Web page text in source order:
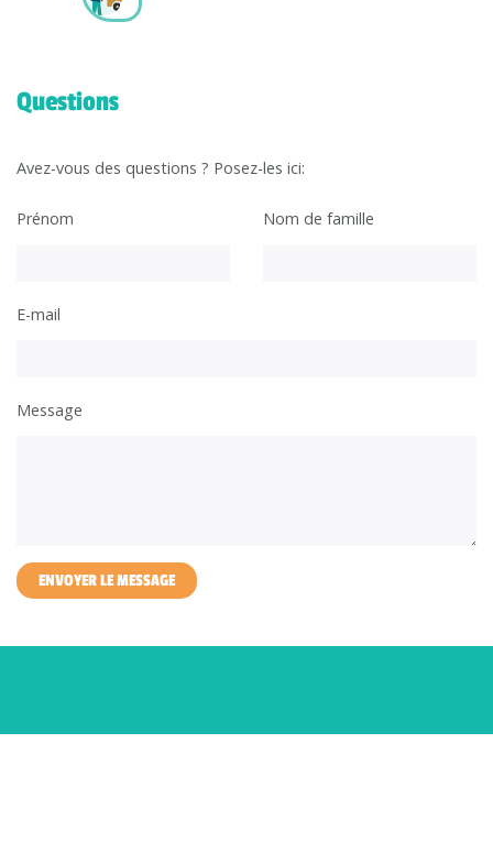
Questions
Avez-vous des questions ? Posez-les ici:
Prénom Nom de famille
E-mail
Message
ENVOYER LE MESSAGE